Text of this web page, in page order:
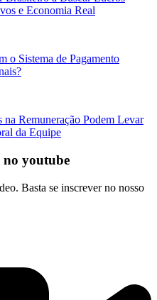
e Economia Real
o Sistema de Pagamento
na Remuneração Podem Levar
da Equipe
no youtube
Basta se inscrever no nosso